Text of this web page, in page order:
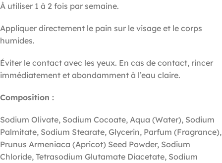
À utiliser 1 à 2 fois par semaine.
Appliquer directement le pain sur le visage et le corps
humides.
Éviter le contact avec les yeux. En cas de contact, rincer
immédiatement et abondamment à l’eau claire.
Composition :
Sodium Olivate, Sodium Cocoate, Aqua (Water), Sodium
Palmitate, Sodium Stearate, Glycerin, Parfum (Fragrance),
Prunus Armeniaca (Apricot) Seed Powder, Sodium
Chloride, Tetrasodium Glutamate Diacetate, Sodium